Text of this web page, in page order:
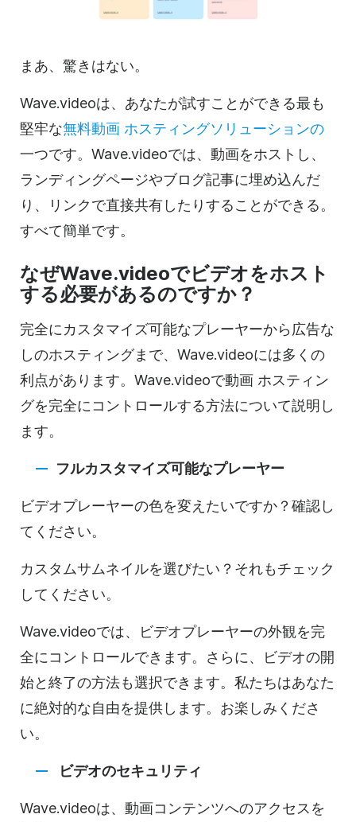
まあ、驚きはない。
Wave.videoは、あなたが試すことができる最も
堅牢な無料動画 ホスティングソリューションの
一つです。Wave.videoでは、動画をホストし、
ランディングページやブログ記事に埋め込んだ
り、リンクで直接共有したりすることができる。
すべて簡単です。
なぜWave.videoでビデオをホスト
する必要があるのですか？
完全にカスタマイズ可能なプレーヤーから広告な
しのホスティングまで、Wave.videoには多くの
利点があります。Wave.videoで動画 ホスティン
グを完全にコントロールする方法について説明し
ます。
フルカスタマイズ可能なプレーヤー
ビデオプレーヤーの色を変えたいですか？確認し
てください。
カスタムサムネイルを選びたい？それもチェック
してください。
Wave.videoでは、 ビデオプレーヤーの外観を完
全にコントロールできます。さらに、
ビデオの開
始と終了の方法も選択できます。私たちはあなた
に絶対的な自由を提供します。お楽しみくださ
い。
ビデオのセキュリティ
Wave.videoは、 動画コンテンツへのアクセスを